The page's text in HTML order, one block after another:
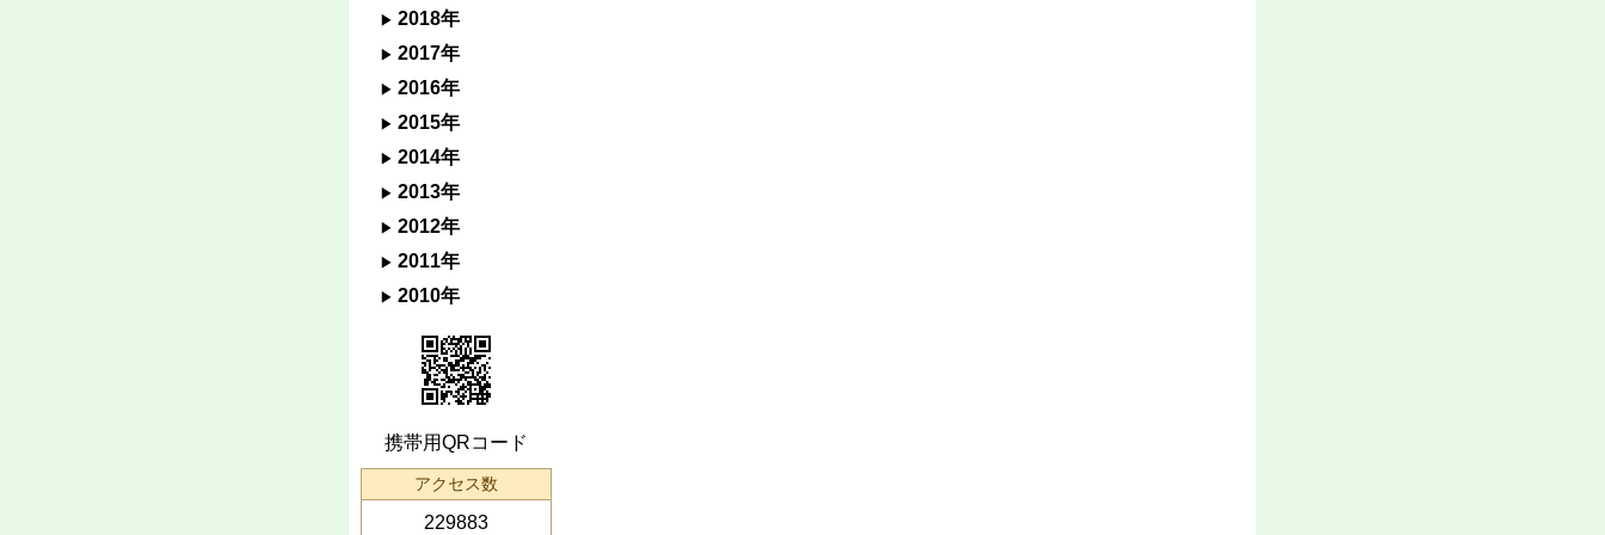
2018年
2017年
2016年
2015年
2014年
2013年
2012年
2011年
2010年
携帯用QRコード
アクセス数
229883